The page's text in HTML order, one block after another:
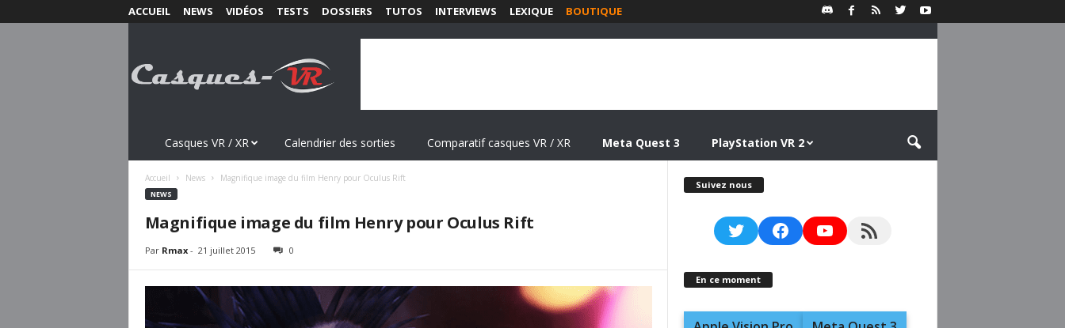
ACCUEIL NEWS VIDÉOS TESTS DOSSIERS TUTOS INTERVIEWS LEXIQUE BOUTIQUE
s
Casques VR / XR Calendrier des sorties Comparatif casques VR / XR Meta Quest 3 PlayStation VR 2
Accueil News Magnifique image du film Henry pour Oculus Rift
NEWS
Magnifique image du film Henry pour Oculus Rift
Par Rmax- 21 juillet 2015 0
Suivez nous
TwitterFacebookYouTubeRSS Feed
En ce moment